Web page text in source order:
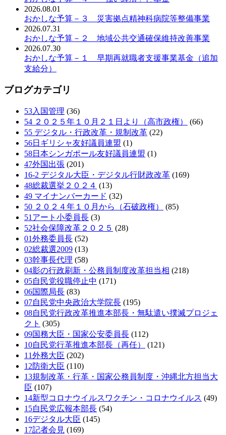
2026.08.01
おかしな予算－３ 災害拠点精神科病院等整備事業
2026.07.31
おかしな予算－２ 地域公共交通確保維持改善事業
2026.07.30
おかしな予算－１ 早期再就職者支援事業基金（追加
支給分）
ブログカテゴリ
53入国管理 (36)
54 ２０２５年１０月２１日より（高市政権）
(66)
55 デジタル・行政改革・規制改革 (22)
56日ギリシャ友好議員連盟 (1)
58日本シンガポール友好議員連盟 (1)
47外国出張 (201)
16-2 デジタル大臣・デジタル行財政改革 (169)
48総裁選挙２０２４ (13)
49 マイナンバーカード (32)
50 ２０２４年１０月から（石破政権）
(85)
51アート小委員長 (3)
52社会保障改革２０２５ (28)
01外務委員長 (52)
02総裁選2009 (13)
03幹事長代理 (58)
04影の行政刷新・公務員制度改革担当相 (218)
05自民党役職停止中 (171)
06国際局長 (83)
07自民党中央政治大学院長 (195)
08自民党行政改革推進本部長・無駄遣い撲滅プロジェ
クト (305)
09国務大臣・国家公安委員長 (112)
10自民党行革推進本部長（再任）
(121)
11外務大臣 (202)
12防衛大臣 (110)
13規制改革・行革・国家公務員制度・沖縄北方担当大
臣 (107)
14新型コロナウイルスワクチン・コロナウイルス (49)
15自民党広報本部長 (54)
16デジタル大臣 (145)
17記者会見 (169)